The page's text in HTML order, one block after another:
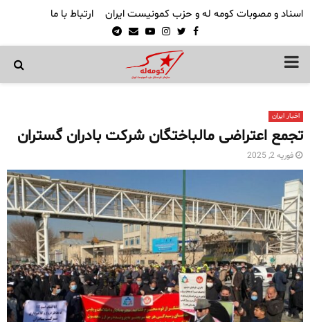
اسناد و مصوبات کومه له و حزب کمونیست ایران ارتباط با ما
Facebook
Twitter
Instagram
Youtube
Email
Telegram
PRIMARY
اخبار ایران
تجمع اعتراضی مالباختگان شرکت بادران گستران
فوریه 2, 2025